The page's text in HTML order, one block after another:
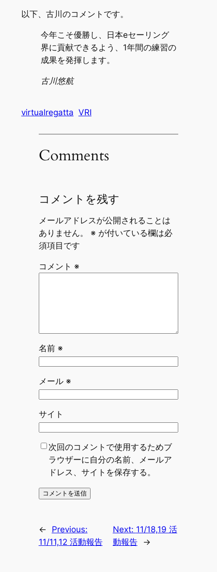
以下、古川のコメントです。
今年こそ優勝し、日本eセーリング
界に貢献できるよう、1年間の練習の
成果を発揮します。
古川悠航
virtualregatta VRI
Comments
コメントを残す
メールアドレスが公開されることは
ありません。
※ が付いている欄は必
須項目です
コメント ※
名前 ※
メール ※
サイト
次回のコメントで使用するためブ
ラウザーに自分の名前、メールア
ドレス、サイトを保存する。
←
Previous:
11/11,12 活動報告
Next: 11/18,19 活
動報告
→